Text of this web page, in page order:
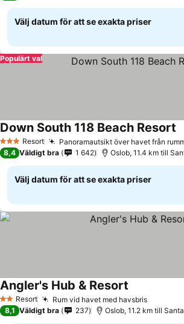
Välj datum för att se exakta priser
Populärt val
3 StjärnorResort Panoramautsikt över havet från
Down South 118 Beach Resort
8,4 Väldigt bra 1 642 Oslob, 11.4 km till
Välj datum för att se exakta priser
2 Stjärnor
Resort Rum vid havet med havsbris
Angler's Hub & Resort
8,1 Väldigt bra 237 Oslob, 11.2 km till